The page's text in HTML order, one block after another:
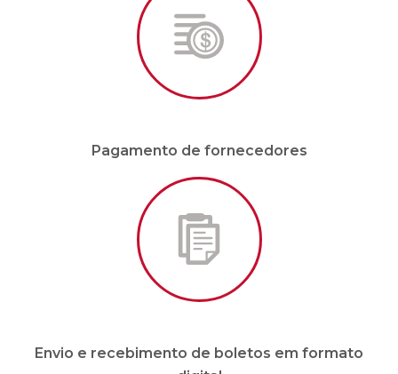
Pagamento de fornecedores
Envio e recebimento de boletos em formato
digital